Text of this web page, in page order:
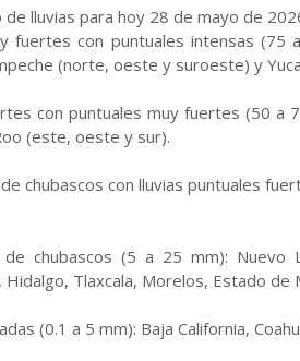
de lluvias para hoy 28 de mayo de
fuertes con puntuales intensas
(norte, oeste y suroeste) y
con puntuales muy fuertes (50 a
(este, oeste y sur).
chubascos con lluvias puntuales
chubascos (5 a 25 mm): Nuevo
Hidalgo, Tlaxcala, Morelos, Estado de
(0.1 a 5 mm): Baja California,